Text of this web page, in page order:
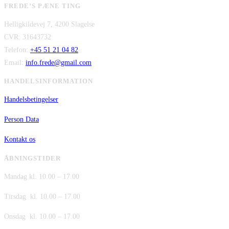
var:
er:
FREDE’S PÆNE TING
Helligkildevej 7, 4200 Slagelse
CVR: 31643732
Telefon: +45 51 21 04 82
Email: info.frede@gmail.com
HANDELSINFORMATION
Handelsbetingelser
Person Data
Kontakt os
ÅBNINGSTIDER
Mandag kl. 10.00 – 17.00
Tirsdag kl. 10.00 – 17.00
Onsdag kl. 10.00 – 17.00